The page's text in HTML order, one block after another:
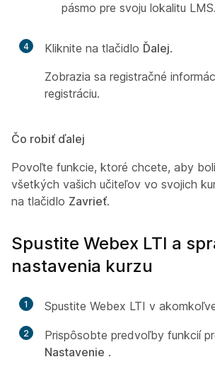
pásmo pre svoju lokalitu LMS.
4 Kliknite na tlačidlo Ďalej.
Zobrazia sa registračné
registráciu.
Čo robiť ďalej
Povoľte funkcie, ktoré chcete, aby
všetkých vašich učiteľov vo svojich
na tlačidlo Zavrieť.
Spustite Webex LTI a
nastavenia kurzu
1 Spustite Webex LTI v
2
Prispôsobte predvoľby funkcií
Nastavenie .